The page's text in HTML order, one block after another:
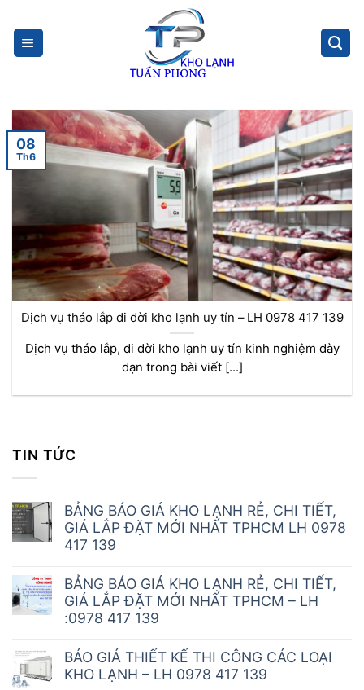
content
Dịch vụ tháo lắp di dời kho lạnh uy tín – LH 0978 417 139
Dịch vụ tháo lắp, di dời kho lạnh uy tín kinh nghiệm dày
dạn trong bài viết [...]
08
Th6
TIN TỨC
BẢNG BÁO GIÁ KHO LẠNH RẺ, CHI TIẾT,
GIÁ LẮP ĐẶT MỚI NHẤT TPHCM LH 0978
417 139
BẢNG BÁO GIÁ KHO LẠNH RẺ, CHI TIẾT,
GIÁ LẮP ĐẶT MỚI NHẤT TPHCM – LH
:0978 417 139
BÁO GIÁ THIẾT KẾ THI CÔNG CÁC LOẠI
KHO LẠNH – LH 0978 417 139